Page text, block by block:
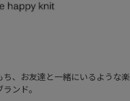
、お友達と一緒にいるような楽
ンド。